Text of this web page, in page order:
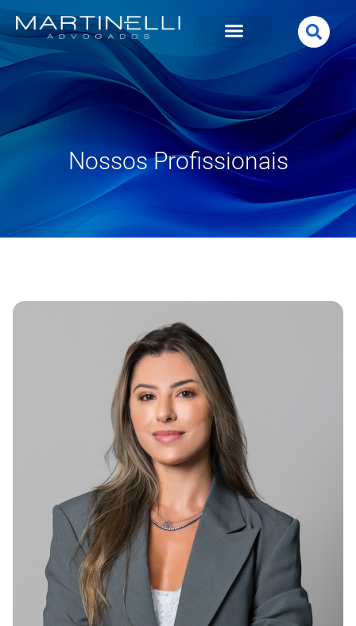
Nossos Profissionais